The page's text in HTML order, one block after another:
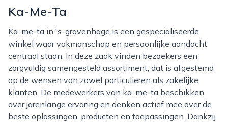
Ka-Me-Ta
Ka-me-ta in 's-gravenhage is een gespecialiseerde
winkel waar vakmanschap en persoonlijke aandacht
centraal staan. In deze zaak vinden bezoekers een
zorgvuldig samengesteld assortiment, dat is afgestemd
op de wensen van zowel particulieren als zakelijke
klanten. De medewerkers van ka-me-ta beschikken
over jarenlange ervaring en denken actief mee over de
beste oplossingen, producten en toepassingen. Dankzij